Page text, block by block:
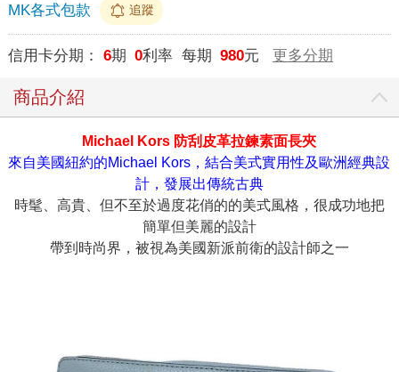
MK各式包款
追蹤
信用卡分期： 6期 0利率 每期 980元 更多分期
商品介紹
Michael Kors 防刮皮革拉鍊素面長夾
來自美國紐約的Michael Kors，結合美式實用性及歐洲經典設
計，發展出傳統古典
時髦、高貴、但不至於過度花俏的的美式風格，很成功地把
簡單但美麗的設計
帶到時尚界，被視為美國新派前衛的設計師之一